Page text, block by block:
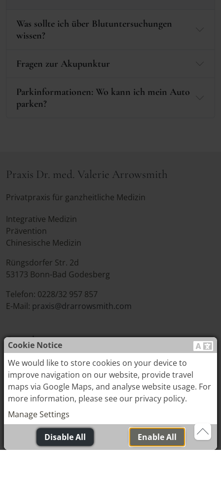
Was sollte ich über Blutuntersuchungen
wissen?
Fragen zur Akupunktur
Parkinformationen: Wo kann ich mein Auto
parken?
Praxis Dr. med. Valerie Arrowsmith
Privatpraxis für ganzheitliche Medizin
Integrative Medizin
Prävention
Chinesische Medizin
Rüngsdorfer Str. 2d
53173 Bonn-Bad Godesberg
Telefon: 0228/32 957 857
E-Mail: praxis@drarrowsmith.com
Sprechzeiten
Montag bis Freitag 9:00–13:00
Montag und Dienstag 15:00-17:00
Cookie Notice
We would like to store cookies on your device to
improve navigation on our website, provide travel
maps via Google Maps, and analyse website usage. For
more information, please see our privacy policy.
Manage Settings
Disable All Enable All